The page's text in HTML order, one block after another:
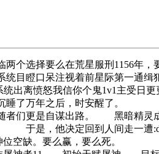
个选择要么在荒星服刑1156年
目瞪口呆注视着前星际第一通
出离愤怒我信你个鬼1v1主受日
沉睡了万年之后，时安醒了。
者们更是自谋出路。 黑暗精
定回到人间走一遭:d神明
缺。要么赢，要么死。 种族